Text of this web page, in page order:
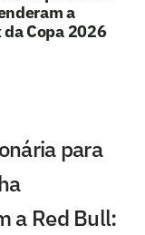
a
Copa 2026
para
a Red Bull: